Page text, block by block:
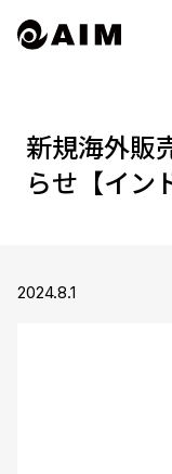
新規海外販
らせ【イン
2024.8.1